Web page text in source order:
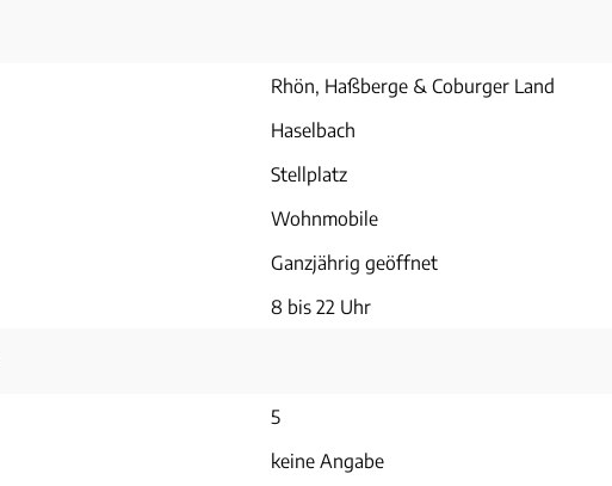
Rhön, Haßberge & Coburger Land
Haselbach
Stellplatz
Wohnmobile
Ganzjährig geöffnet
8 bis 22 Uhr
5
keine Angabe